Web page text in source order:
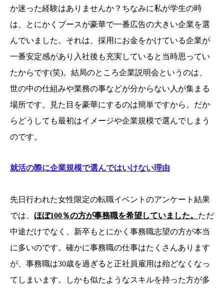
か迷った経験はありませんか？ちなみに私が学生の時
は、とにかくブースが豪華で一番広告の大きい企業を選
んでいました。それは、採用にお金をかけている企業が
一番安定感があり入社後も充実していると当時思ってい
たからです(笑)。結局のところ企業説明会というのは、
世の中の仕組みや業務の事などが分からない人が集まる
場所です。見た目を豪華にするのは簡単ですから。だか
らどうしても最初はイメージや企業規模で選んでしまう
のです。
就活の際に企業規模で選んではいけない理由
先日行われた女性限定の転職イベントのアンケート結果
では、 ほぼ100％の方が事務職を希望していました。 ただ
中途だけでなく、新卒もとにかく事務職志望の方が本当
に多いのです。確かに事務職の仕事はたくさんあります
が、事務職は30歳を過ぎると正社員雇用は殆どなくなっ
てしまいます。しかも似たようなスキルを持った方が多